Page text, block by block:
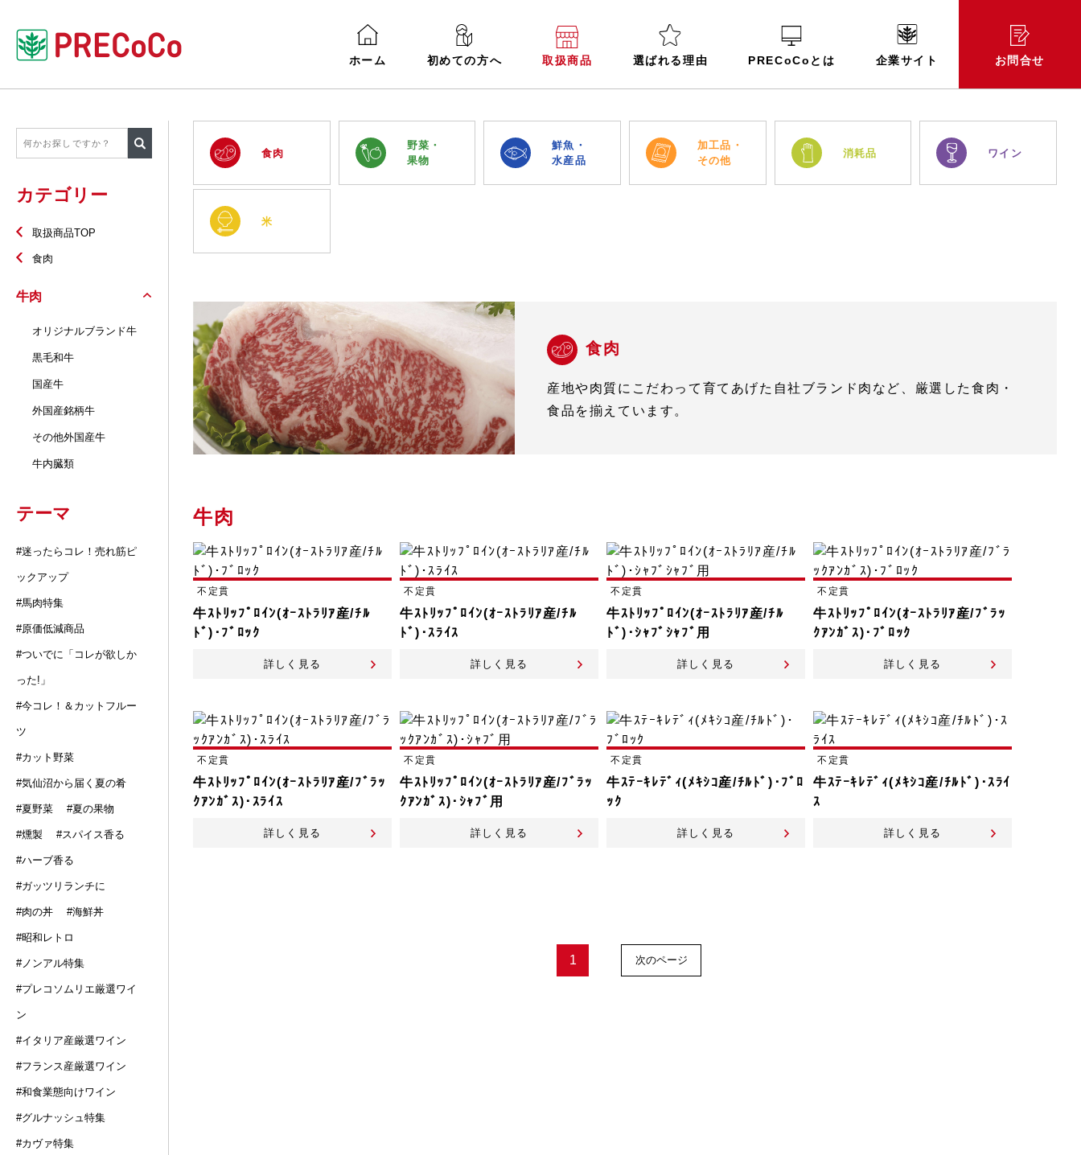
ホーム 初めての方へ 取扱商品 選ばれる理由 PRECoCoとは 企業サイト お問合せ
カテゴリー
取扱商品TOP
食肉
牛肉
オリジナルブランド牛
黒毛和牛
国産牛
外国産銘柄牛
その他外国産牛
牛内臓類
テーマ
#迷ったらコレ！売れ筋ピ
ックアップ
#馬肉特集
#原価低減商品
#ついでに「コレが欲しか
った!」
#今コレ！＆カットフルー
ツ
#カット野菜
#気仙沼から届く夏の肴
#夏野菜 #夏の果物
#燻製 #スパイス香る
#ハーブ香る
#ガッツリランチに
#肉の丼 #海鮮丼
#昭和レトロ
#ノンアル特集
#プレコソムリエ厳選ワイ
ン
#イタリア産厳選ワイン
#フランス産厳選ワイン
#和食業態向けワイン
#グルナッシュ特集
#カヴァ特集
食肉
野菜・
果物
鮮魚・
水産品
加工品・
その他
消耗品 ワイン
米
食肉
産地や肉質にこだわって育てあげた自社ブランド肉など、厳選した食肉・
食品を揃えています。
牛肉
不定貫
牛ｽﾄﾘｯﾌﾟﾛｲﾝ(ｵｰｽﾄﾗﾘｱ産/ﾁﾙ
ﾄﾞ)･ﾌﾞﾛｯｸ
詳しく見る
不定貫
牛ｽﾄﾘｯﾌﾟﾛｲﾝ(ｵｰｽﾄﾗﾘｱ産/ﾁﾙ
ﾄﾞ)･ｽﾗｲｽ
詳しく見る
不定貫
牛ｽﾄﾘｯﾌﾟﾛｲﾝ(ｵｰｽﾄﾗﾘｱ産/ﾁﾙ
ﾄﾞ)･ｼｬﾌﾞｼｬﾌﾞ用
詳しく見る
不定貫
牛ｽﾄﾘｯﾌﾟﾛｲﾝ(ｵｰｽﾄﾗﾘｱ産/ﾌﾞﾗｯ
ｸｱﾝｶﾞｽ)･ﾌﾞﾛｯｸ
詳しく見る
不定貫
牛ｽﾄﾘｯﾌﾟﾛｲﾝ(ｵｰｽﾄﾗﾘｱ産/ﾌﾞﾗｯ
ｸｱﾝｶﾞｽ)･ｽﾗｲｽ
詳しく見る
不定貫
牛ｽﾄﾘｯﾌﾟﾛｲﾝ(ｵｰｽﾄﾗﾘｱ産/ﾌﾞﾗｯ
ｸｱﾝｶﾞｽ)･ｼｬﾌﾞ用
詳しく見る
不定貫
牛ｽﾃｰｷﾚﾃﾞｨ(ﾒｷｼｺ産/ﾁﾙﾄﾞ)･ﾌﾞﾛ
ｯｸ
詳しく見る
不定貫
牛ｽﾃｰｷﾚﾃﾞｨ(ﾒｷｼｺ産/ﾁﾙﾄﾞ)･ｽﾗｲ
ｽ
詳しく見る
1 次のページ